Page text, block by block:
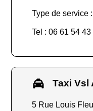
Type de service
Tel : 06 61 54 43
Taxi Vsl
5 Rue Louis